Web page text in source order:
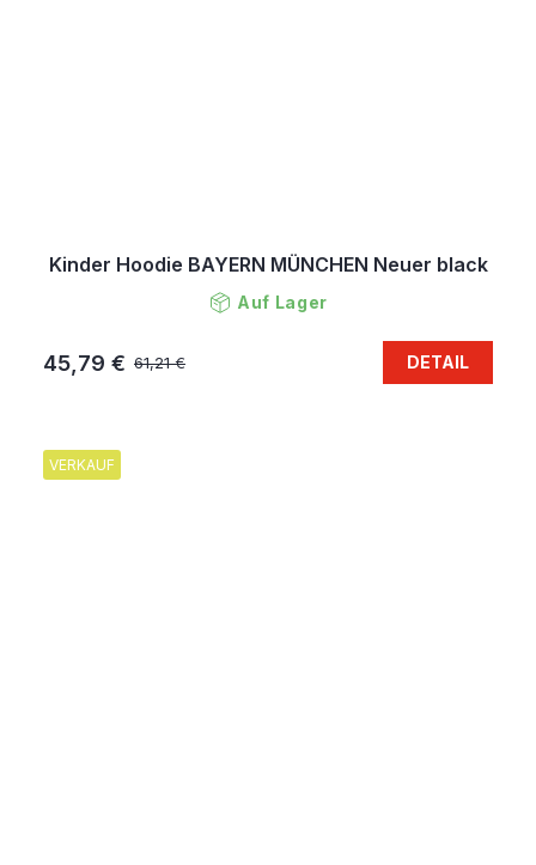
Kinder Hoodie BAYERN MÜNCHEN Neuer black
Auf Lager
61,21 €
45,79 € DETAIL
VERKAUF